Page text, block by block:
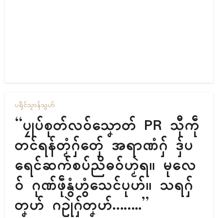
ပရိုၚ်သၟာန်သွဟ်
“ပၠုပ်စုတ်လဝ်သၞောတ် PR သီုကဵု
တၚ်ရန်တၟံဂှ်တှ်ေ အရာဏံဂှ် ဒှ်ပ
ရေၚ်ဆက်စပ်ညိဓဝ်ဟၟဲရ။ မုလေ
ဝ် ဂုဏ်ဖဵုနွံဟွံသေၚ်ပုဟ်။ သရဂှ်
တၞဟ် ဂဥုဲဂှ်တၞဟ်……..”